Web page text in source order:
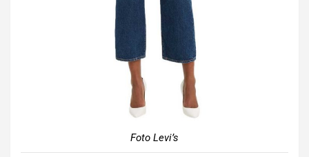
Foto Levi’s